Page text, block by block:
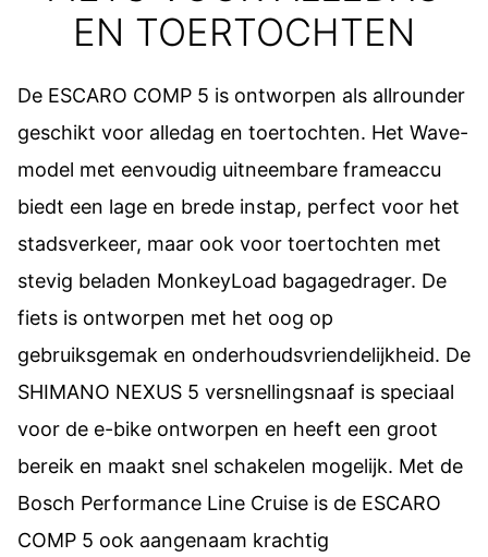
EN TOERTOCHTEN
De ESCARO COMP 5 is ontworpen als allrounder
geschikt voor alledag en toertochten. Het Wave-
model met eenvoudig uitneembare frameaccu
biedt een lage en brede instap, perfect voor het
stadsverkeer, maar ook voor toertochten met
stevig beladen MonkeyLoad bagagedrager. De
fiets is ontworpen met het oog op
gebruiksgemak en onderhoudsvriendelijkheid. De
SHIMANO NEXUS 5 versnellingsnaaf is speciaal
voor de e-bike ontworpen en heeft een groot
bereik en maakt snel schakelen mogelijk. Met de
Bosch Performance Line Cruise is de ESCARO
COMP 5 ook aangenaam krachtig